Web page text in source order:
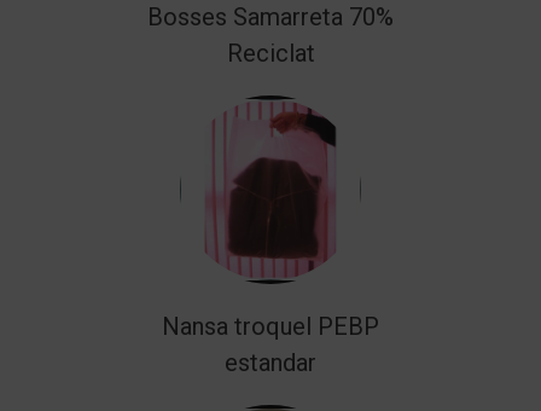
Bosses Samarreta 70%
Reciclat
Nansa troquel PEBP
estandar